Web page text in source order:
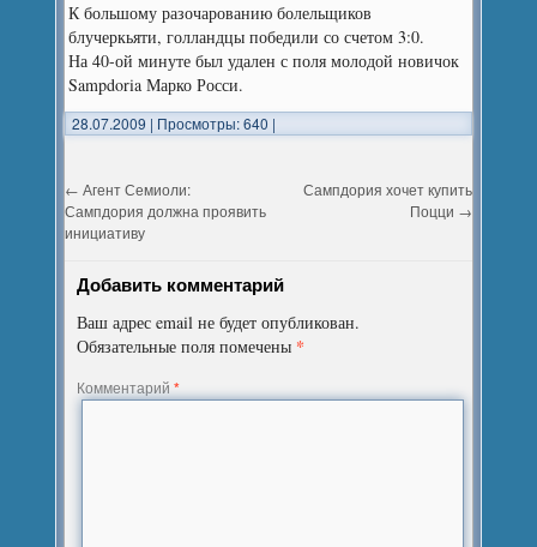
К большому разочарованию болельщиков
блучеркьяти, голландцы победили со счетом 3:0.
На 40-ой минуте был удален с поля молодой новичок
Sampdoria Марко Росси.
28.07.2009 | Просмотры: 640 |
← Агент Семиоли:
Сампдория должна проявить
инициативу
Сампдория хочет купить
Поцци →
Добавить комментарий
Ваш адрес email не будет опубликован.
Обязательные поля помечены *
Комментарий*